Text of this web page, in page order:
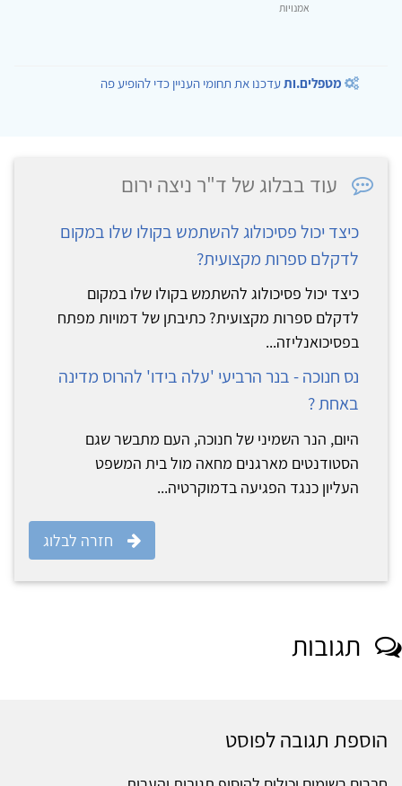
אמנויות
מטפלים.ותעדכנו את תחומי העניין כדי להופיע פה
עוד בבלוג של ד"ר ניצה ירום
כיצד יכול פסיכולוג להשתמש בקולו שלו במקום
לדקלם ספרות מקצועית?
כיצד יכול פסיכולוג להשתמש בקולו שלו במקום
לדקלם ספרות מקצועית? כתיבתן של דמויות מפתח
בפסיכואנליזה...
נס חנוכה - בנר הרביעי 'עלה בידו' להרוס מדינה
באחת ?
היום, הנר השמיני של חנוכה, העם מתבשר שגם
הסטודנטים מארגנים מחאה מול בית המשפט
העליון כנגד הפגיעה בדמוקרטיה...
חזרה לבלוג
תגובות
הוספת תגובה לפוסט